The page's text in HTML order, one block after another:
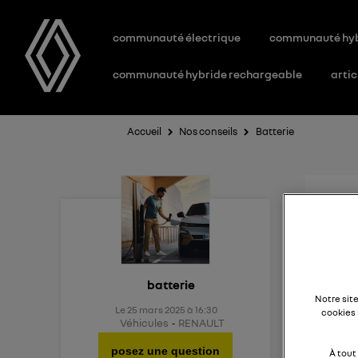
communauté électrique communauté
communauté hybride rechargeable
Accueil Nos conseils Batterie
batterie
Le 25 mars 2025 à 16:30
Véhicules RENAULT
posez une question
Notre
cookies
À tout